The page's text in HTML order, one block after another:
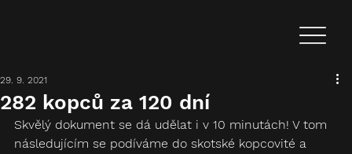
282 kopců za 120 dní
29. 9. 2021
Skvělý dokument se dá udělat i v 10 minutách! V tom
následujícím se podíváme do skotské kopcovité a